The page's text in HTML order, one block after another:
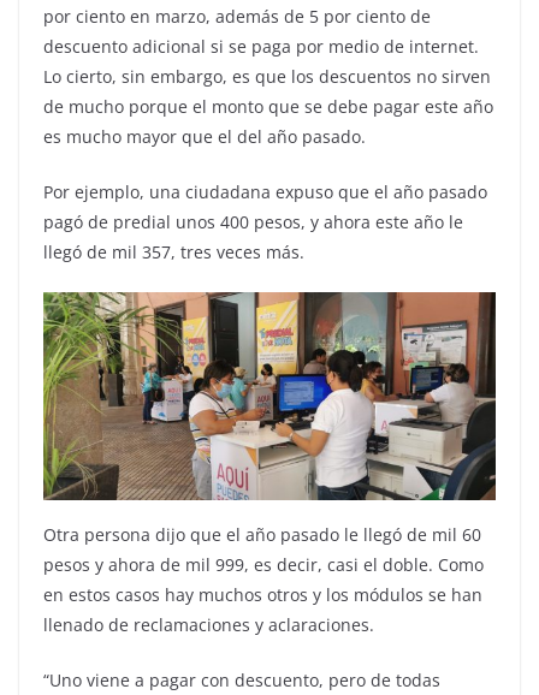
por ciento en marzo, además de 5 por ciento de
descuento adicional si se paga por medio de internet.
Lo cierto, sin embargo, es que los descuentos no sirven
de mucho porque el monto que se debe pagar este año
es mucho mayor que el del año pasado.
Por ejemplo, una ciudadana expuso que el año pasado
pagó de predial unos 400 pesos, y ahora este año le
llegó de mil 357, tres veces más.
Otra persona dijo que el año pasado le llegó de mil 60
pesos y ahora de mil 999, es decir, casi el doble. Como
en estos casos hay muchos otros y los módulos se han
llenado de reclamaciones y aclaraciones.
“Uno viene a pagar con descuento, pero de todas